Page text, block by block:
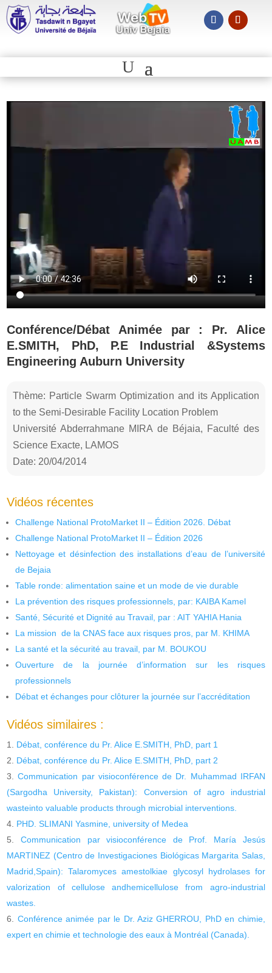
Conférence/Débat Animée par : Pr. Alice
E.SMITH, PhD, P.E Industrial &Systems
Engineering Auburn University
Thème: Particle Swarm Optimization and its Application
to the Semi-Desirable Facility Location Problem
Université Abderrahmane MIRA de Béjaia, Faculté des
Science Exacte, LAMOS
Date: 20/04/2014
Vidéos récentes
Challenge National ProtoMarket II – Édition 2026. Débat
Challenge National ProtoMarket II – Édition 2026
Nettoyage et désinfection des installations d’eau de l’université
de Bejaia
Table ronde: alimentation saine et un mode de vie durable
La prévention des risques professionnels, par: KAIBA Kamel
Santé, Sécurité et Dignité au Travail, par : AIT YAHIA Hania
La mission de la CNAS face aux risques pros, par M. KHIMA
La santé et la sécurité au travail, par M. BOUKOU
Ouverture de la journée d’information sur les risques
professionnels
Débat et échanges pour clôturer la journée sur l’accréditation
Vidéos similaires :
Débat, conférence du Pr. Alice E.SMITH, PhD, part 1
Débat, conférence du Pr. Alice E.SMITH, PhD, part 2
Communication par visioconférence de Dr. Muhammad IRFAN
(Sargodha University, Pakistan): Conversion of agro industrial
wasteinto valuable products through microbial interventions.
PHD. SLIMANI Yasmine, university of Medea
Communication par visioconférence de Prof. María Jesús
MARTINEZ (Centro de Investigaciones Biológicas Margarita Salas,
Madrid,Spain): Talaromyces amestolkiae glycosyl hydrolases for
valorization of cellulose andhemicellulose from agro-industrial
wastes.
Conférence animée par le Dr. Aziz GHERROU, PhD en chimie,
expert en chimie et technologie des eaux à Montréal (Canada).